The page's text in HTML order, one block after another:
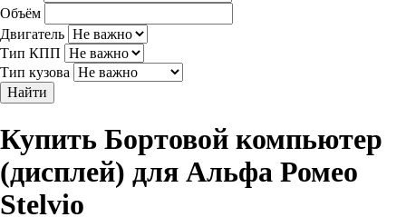
Объём
Двигатель
Тип КПП
Тип кузова
Найти
Купить Бортовой компьютер
(дисплей) для Альфа Ромео
Stelvio